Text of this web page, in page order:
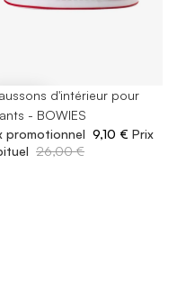
d'intérieur pour
- BOWIES
promotionnel 9,10 € Prix
26,00 €